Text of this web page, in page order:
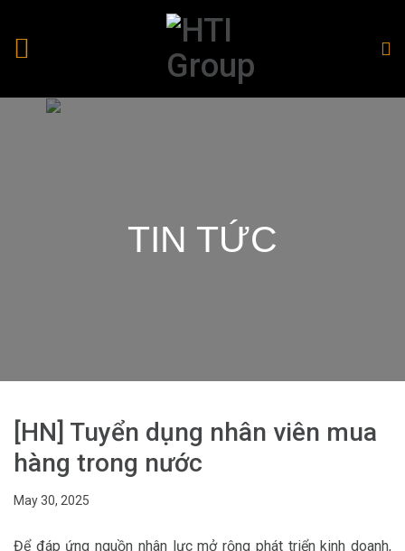
TIN TỨC
[HN] Tuyển dụng nhân viên mua
hàng trong nước
May 30, 2025
Để đáp ứng nguồn nhân lực mở rộng phát triển kinh doanh,